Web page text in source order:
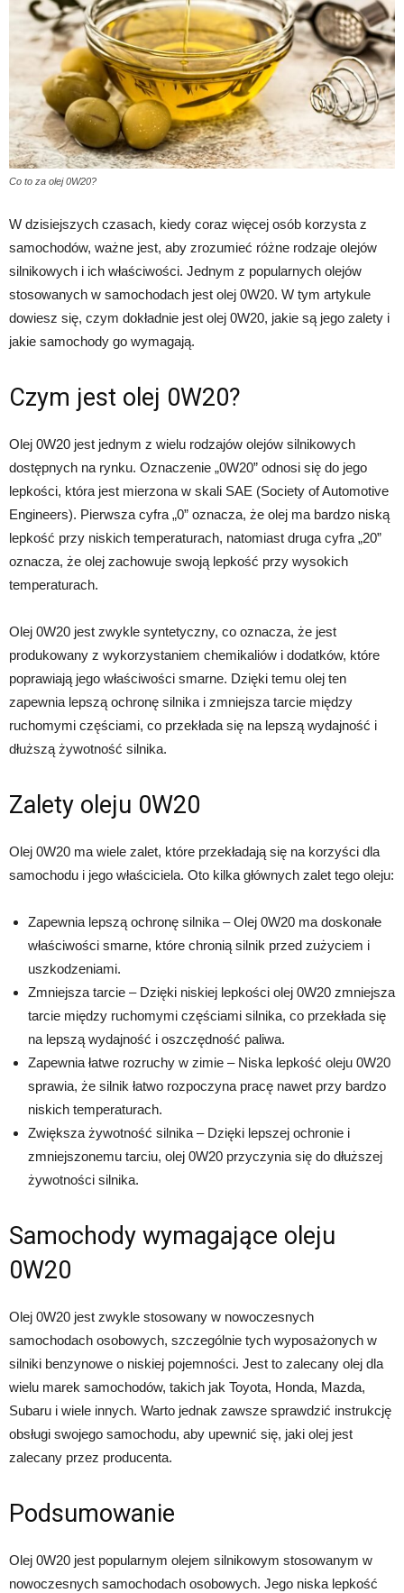
Co to za olej 0W20?
W dzisiejszych czasach, kiedy coraz więcej osób korzysta z
samochodów, ważne jest, aby zrozumieć różne rodzaje olejów
silnikowych i ich właściwości. Jednym z popularnych olejów
stosowanych w samochodach jest olej 0W20. W tym artykule
dowiesz się, czym dokładnie jest olej 0W20, jakie są jego zalety i
jakie samochody go wymagają.
Czym jest olej 0W20?
Olej 0W20 jest jednym z wielu rodzajów olejów silnikowych
dostępnych na rynku. Oznaczenie „0W20” odnosi się do jego
lepkości, która jest mierzona w skali SAE (Society of Automotive
Engineers). Pierwsza cyfra „0” oznacza, że olej ma bardzo niską
lepkość przy niskich temperaturach, natomiast druga cyfra „20”
oznacza, że olej zachowuje swoją lepkość przy wysokich
temperaturach.
Olej 0W20 jest zwykle syntetyczny, co oznacza, że jest
produkowany z wykorzystaniem chemikaliów i dodatków, które
poprawiają jego właściwości smarne. Dzięki temu olej ten
zapewnia lepszą ochronę silnika i zmniejsza tarcie między
ruchomymi częściami, co przekłada się na lepszą wydajność i
dłuższą żywotność silnika.
Zalety oleju 0W20
Olej 0W20 ma wiele zalet, które przekładają się na korzyści dla
samochodu i jego właściciela. Oto kilka głównych zalet tego oleju:
Zapewnia lepszą ochronę silnika – Olej 0W20 ma doskonałe
właściwości smarne, które chronią silnik przed zużyciem i
uszkodzeniami.
Zmniejsza tarcie – Dzięki niskiej lepkości olej 0W20 zmniejsza
tarcie między ruchomymi częściami silnika, co przekłada się
na lepszą wydajność i oszczędność paliwa.
Zapewnia łatwe rozruchy w zimie – Niska lepkość oleju 0W20
sprawia, że silnik łatwo rozpoczyna pracę nawet przy bardzo
niskich temperaturach.
Zwiększa żywotność silnika – Dzięki lepszej ochronie i
zmniejszonemu tarciu, olej 0W20 przyczynia się do dłuższej
żywotności silnika.
Samochody wymagające oleju
0W20
Olej 0W20 jest zwykle stosowany w nowoczesnych
samochodach osobowych, szczególnie tych wyposażonych w
silniki benzynowe o niskiej pojemności. Jest to zalecany olej dla
wielu marek samochodów, takich jak Toyota, Honda, Mazda,
Subaru i wiele innych. Warto jednak zawsze sprawdzić instrukcję
obsługi swojego samochodu, aby upewnić się, jaki olej jest
zalecany przez producenta.
Podsumowanie
Olej 0W20 jest popularnym olejem silnikowym stosowanym w
nowoczesnych samochodach osobowych. Jego niska lepkość